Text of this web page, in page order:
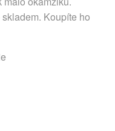
Koupíte ho